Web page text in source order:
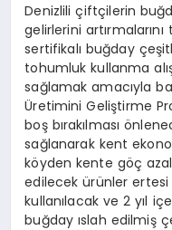
Denizlili çiftçilerin
gelirlerini
sertifikalı buğday
tohumluk kullanma
sağlamak amacıyla
Üretimini Geliştirme
boş bırakılması
sağlanarak kent
köyden kente göç
edilecek ürünler
kullanılacak ve 2 yıl
buğday ıslah edilmiş